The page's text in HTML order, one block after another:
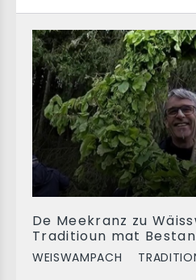
De Meekranz zu
Traditioun mat
WEISWAMPACH